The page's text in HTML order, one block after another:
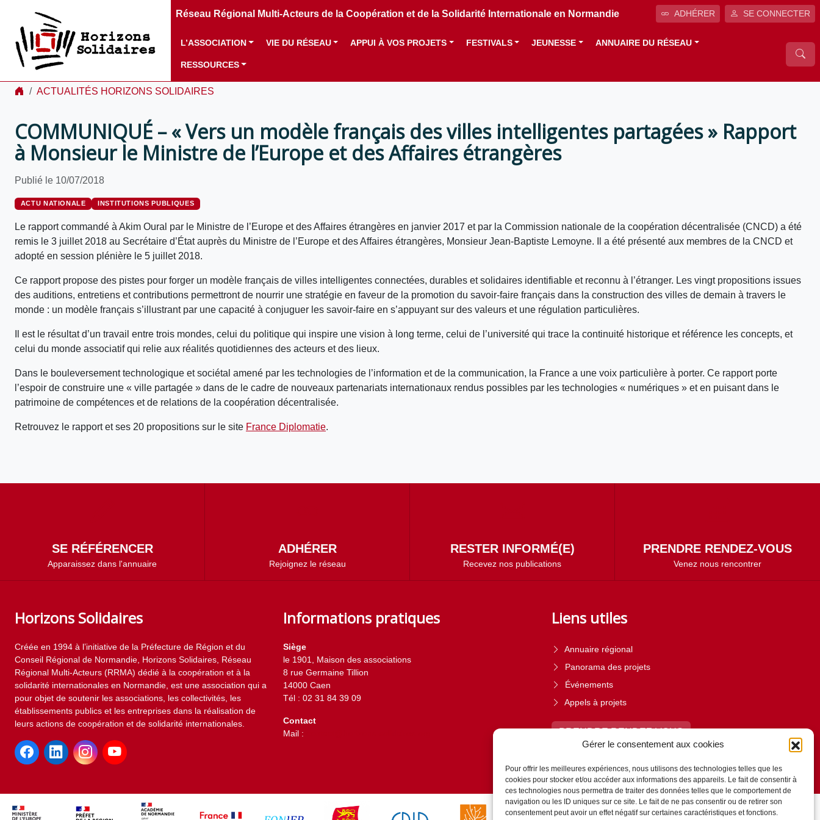
Gérer le consentement aux cookies
Pour offrir les meilleures expériences, nous utilisons des technologies telles que les
cookies pour stocker et/ou accéder aux informations des appareils. Le fait de consentir à
ces technologies nous permettra de traiter des données telles que le comportement de
navigation ou les ID uniques sur ce site. Le fait de ne pas consentir ou de retirer son
consentement peut avoir un effet négatif sur certaines caractéristiques et fonctions.
Réseau Régional Multi-Acteurs de la Coopération et de la Solidarité Internationale en Normandie ADHÉRER SE CONNECTER
L’ASSOCIATION VIE DU RÉSEAU APPUI À VOS PROJETS FESTIVALS JEUNESSE ANNUAIRE DU RÉSEAU
RESSOURCES
ACTUALITÉS HORIZONS SOLIDAIRES
COMMUNIQUÉ – « Vers un modèle français des villes intelligentes partagées » Rapport
à Monsieur le Ministre de l’Europe et des Affaires étrangères
Publié le 10/07/2018
ACTU NATIONALE INSTITUTIONS PUBLIQUES
Le rapport commandé à Akim Oural par le Ministre de l’Europe et des Affaires étrangères en janvier 2017 et par la Commission nationale de la coopération décentralisée (CNCD) a été
remis le 3 juillet 2018 au Secrétaire d’État auprès du Ministre de l’Europe et des Affaires étrangères, Monsieur Jean-Baptiste Lemoyne. Il a été présenté aux membres de la CNCD et
adopté en session plénière le 5 juillet 2018.
Ce rapport propose des pistes pour forger un modèle français de villes intelligentes connectées, durables et solidaires identifiable et reconnu à l’étranger. Les vingt propositions issues
des auditions, entretiens et contributions permettront de nourrir une stratégie en faveur de la promotion du savoir-faire français dans la construction des villes de demain à travers le
monde : un modèle français s’illustrant par une capacité à conjuguer les savoir-faire en s’appuyant sur des valeurs et une régulation particulières.
Il est le résultat d’un travail entre trois mondes, celui du politique qui inspire une vision à long terme, celui de l’université qui trace la continuité historique et référence les concepts, et
celui du monde associatif qui relie aux réalités quotidiennes des acteurs et des lieux.
Dans le bouleversement technologique et sociétal amené par les technologies de l’information et de la communication, la France a une voix particulière à porter. Ce rapport porte
l’espoir de construire une « ville partagée » dans de le cadre de nouveaux partenariats internationaux rendus possibles par les technologies « numériques » et en puisant dans le
patrimoine de compétences et de relations de la coopération décentralisée.
Retrouvez le rapport et ses 20 propositions sur le site France Diplomatie.
SE RÉFÉRENCER
Apparaissez dans l'annuaire
ADHÉRER
Rejoignez le réseau
RESTER INFORMÉ(E)
Recevez nos publications
PRENDRE RENDEZ-VOUS
Venez nous rencontrer
Horizons Solidaires
Créée en 1994 à l’initiative de la Préfecture de Région et du
Conseil Régional de Normandie, Horizons Solidaires, Réseau
Régional Multi-Acteurs (RRMA) dédié à la coopération et à la
solidarité internationales en Normandie, est une association qui a
pour objet de soutenir les associations, les collectivités, les
établissements publics et les entreprises dans la réalisation de
leurs actions de coopération et de solidarité internationales.
Informations pratiques
Siège
le 1901, Maison des associations
8 rue Germaine Tillion
14000 Caen
Tél : 02 31 84 39 09
Contact
Mail :
Liens utiles
Annuaire régional
Panorama des projets
Événements
Appels à projets
PRENDRE RENDEZ-VOUS